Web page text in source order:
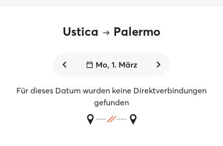
Ustica Palermo
Mo, 1. März
Für dieses Datum wurden keine Direktverbindungen
gefunden